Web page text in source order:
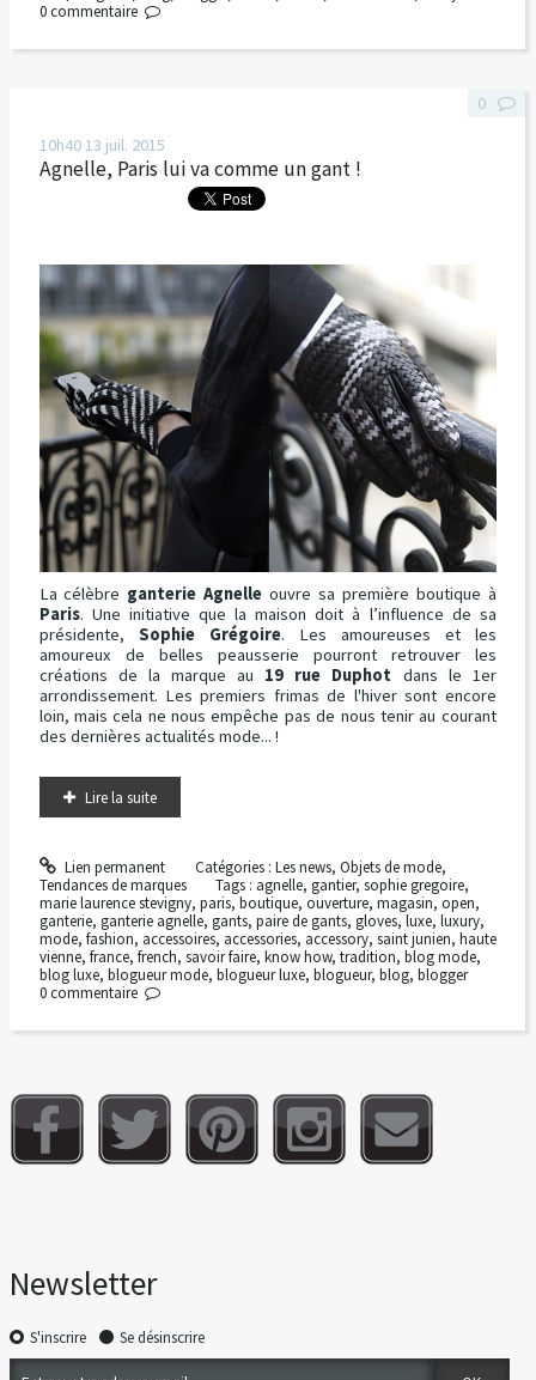
0 commentaire
10h4013 juil. 2015
Agnelle, Paris lui va comme un gant !
La célèbre ganterie Agnelle ouvre sa première boutique à
Paris. Une initiative que la maison doit à l’influence de sa
présidente, Sophie Grégoire. Les amoureuses et les
amoureux de belles peausserie pourront retrouver les
créations de la marque au 19 rue Duphot dans le 1er
arrondissement. Les premiers frimas de l'hiver sont encore
loin, mais cela ne nous empêche pas de nous tenir au courant
des dernières actualités mode... !
Lire la suite
Lien permanent Catégories : Les news, Objets de mode,
Tendances de marques
Tags : agnelle,gantier,sophie gregoire,
marie laurence stevigny, paris, boutique, ouverture, magasin, open,
ganterie, ganterie agnelle, gants, paire de gants, gloves, luxe, luxury,
mode, fashion, accessoires, accessories, accessory, saint junien, haute
vienne, france, french, savoir faire, know how, tradition, blog mode,
blog luxe, blogueur mode, blogueur luxe, blogueur, blog, blogger
0
0 commentaire
Newsletter
S'inscrire Se désinscrire